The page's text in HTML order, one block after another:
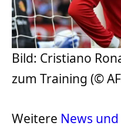
Bild: Cristiano
zum Training (©
Weitere News